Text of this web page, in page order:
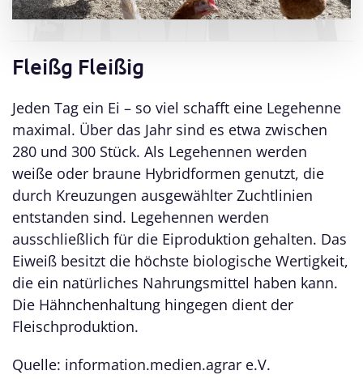
Fleißg Fleißig
Jeden Tag ein Ei – so viel schafft eine Legehenne
maximal. Über das Jahr sind es etwa zwischen
280 und 300 Stück. Als Legehennen werden
weiße oder braune Hybridformen genutzt, die
durch Kreuzungen ausgewählter Zuchtlinien
entstanden sind. Legehennen werden
ausschließlich für die Eiproduktion gehalten. Das
Eiweiß besitzt die höchste biologische Wertigkeit,
die ein natürliches Nahrungsmittel haben kann.
Die Hähnchenhaltung hingegen dient der
Fleischproduktion.
Quelle: information.medien.agrar e.V.